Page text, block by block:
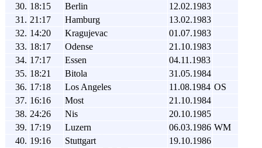
30. 18:15 Berlin
12.02.1983
31. 21:17 Hamburg
13.02.1983
32. 14:20 Kragujevac
01.07.1983
33. 18:17 Odense
21.10.1983
34. 17:17 Essen
04.11.1983
35. 18:21 Bitola
31.05.1984
36. 17:18 Los Angeles 11.08.1984 OS
37. 16:16 Most
21.10.1984
38. 24:26 Nis
20.10.1985
39. 17:19 Luzern 06.03.1986 WM
40. 19:16 Stuttgart
19.10.1986